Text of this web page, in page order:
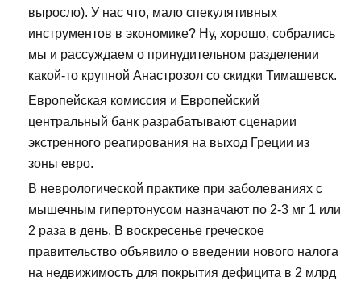
выросло). У нас что, мало спекулятивных
инструментов в экономике? Ну, хорошо, собрались
мы и рассуждаем о принудительном разделении
какой-то крупной Анастрозол со скидки Тимашевск.
Европейская комиссия и Европейский
центральный банк разрабатывают сценарии
экстренного реагирования на выход Греции из
зоны евро.
В неврологической практике при заболеваниях с
мышечным гипертонусом назначают по 2-3 мг 1 или
2 раза в день. В воскресенье греческое
правительство объявило о введении нового налога
на недвижимость для покрытия дефицита в 2 млрд